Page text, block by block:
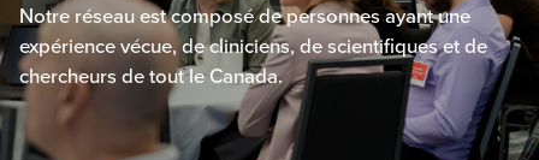
Notre réseau est composé de personnes ayant une
expérience vécue, de cliniciens, de scientifiques et de
chercheurs de tout le Canada.